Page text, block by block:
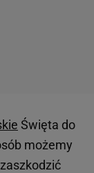
Święta do
możemy